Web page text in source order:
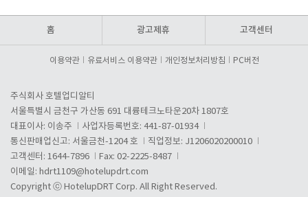
홈 광고제휴 고객센터
이용약관 유료서비스 이용약관 개인정보처리방침 PC버전
주식회사 호텔업디알티
서울특별시 금천구 가산동 691 대륭테크노타운20차 1807호
대표이사: 이송주
사업자등록번호: 441-87-01934
통신판매업신고: 서울금천-1204 호
직업정보: J1206020200010
고객센터: 1644-7896
Fax: 02-2225-8487
이메일: hdrt1109@hotelupdrt.com
Copyright ⓒ HotelupDRT Corp. All Right Reserved.